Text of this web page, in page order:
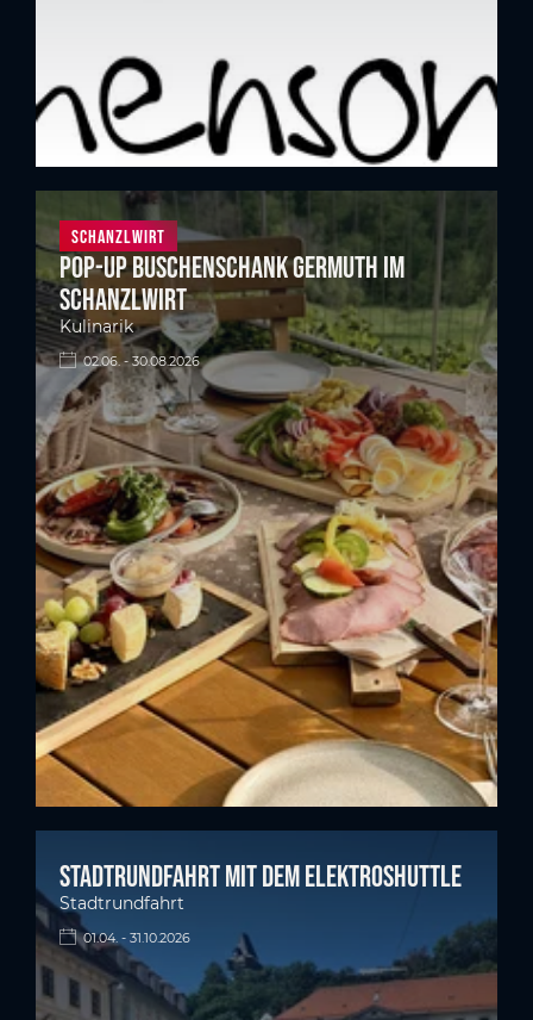
Schanzlwirt
Pop-up Buschenschank Germuth im
Schanzlwirt
Kulinarik
02.06. - 30.08.2026
Stadtrundfahrt mit dem Elektroshuttle
Stadtrundfahrt
01.04. - 31.10.2026